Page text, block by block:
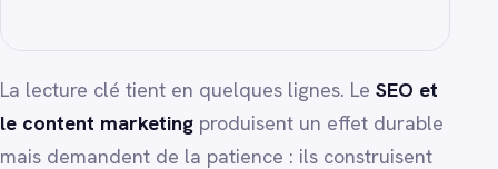
La lecture clé tient en quelques lignes. Le SEO et
le content marketing produisent un effet durable
mais demandent de la patience : ils construisent